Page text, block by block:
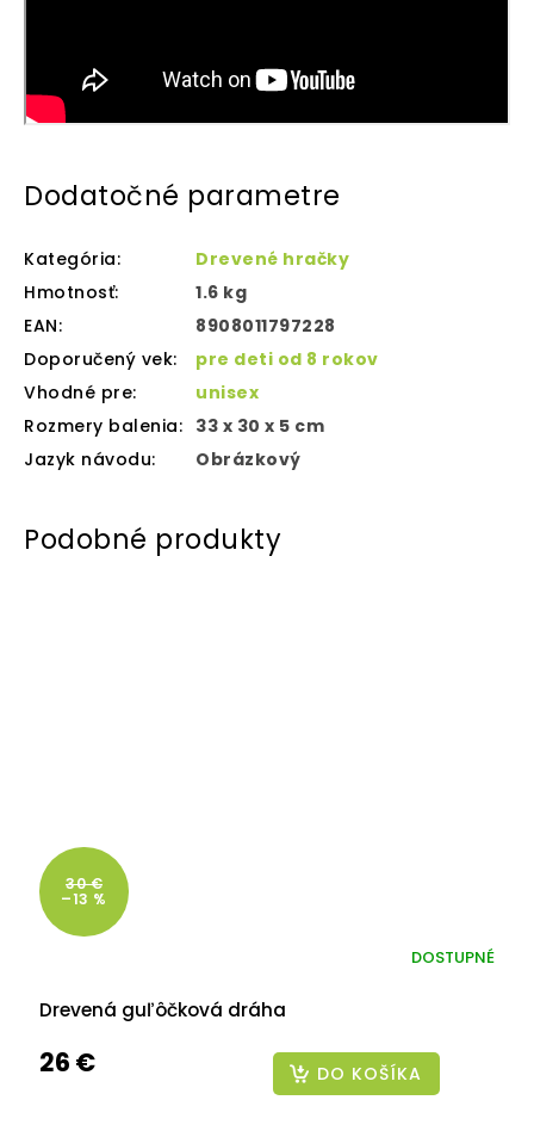
Dodatočné parametre
Kategória:
Drevené hračky
Hmotnosť:
1.6 kg
EAN:
8908011797228
Doporučený vek:
pre deti od 8 rokov
Vhodné pre:
unisex
Rozmery balenia: 33 x 30 x 5 cm
Jazyk návodu: Obrázkový
30 €
–13 %
Drevená guľôčková dráha
DOSTUPNÉ
26 € DO KOŠÍKA